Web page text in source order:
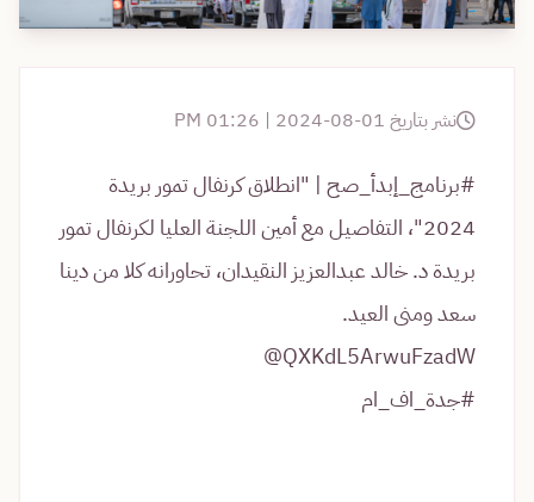
نشر بتاريخ 01-08-2024 | 01:26 PM
#برنامج_إبدأ_صح | "انطلاق كرنفال تمور بريدة
2024"، التفاصيل مع أمين اللجنة العليا لكرنفال تمور
بريدة د. خالد عبدالعزيز النقيدان، تحاورانه كلا من دينا
سعد ومنى العيد.
@QXKdL5ArwuFzadW
#جدة_اف_ام